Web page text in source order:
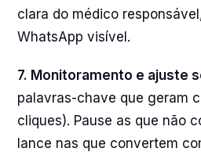
clara do médico
WhatsApp visível.
7. Monitoramento e ajuste
palavras-chave que geram
cliques). Pause as que não
lance nas que convertem